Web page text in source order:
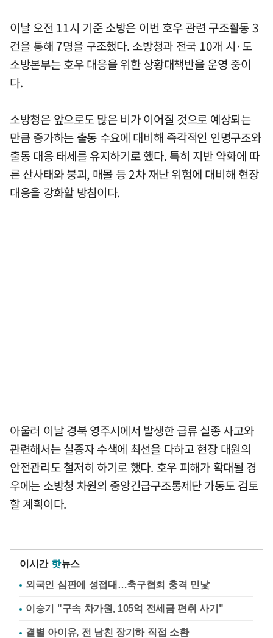
이날 오전 11시 기준 소방은 이번 호우 관련 구조활동 3
건을 통해 7명을 구조했다. 소방청과 전국 10개 시·도
소방본부는 호우 대응을 위한 상황대책반을 운영 중이
다.
소방청은 앞으로도 많은 비가 이어질 것으로 예상되는
만큼 증가하는 출동 수요에 대비해 즉각적인 인명구조와
출동 대응 태세를 유지하기로 했다. 특히 지반 약화에 따
른 산사태와 붕괴, 매몰 등 2차 재난 위험에 대비해 현장
대응을 강화할 방침이다.
아울러 이날 경북 영주시에서 발생한 급류 실종 사고와
관련해서는 실종자 수색에 최선을 다하고 현장 대원의
안전관리도 철저히 하기로 했다. 호우 피해가 확대될 경
우에는 소방청 차원의 중앙긴급구조통제단 가동도 검토
할 계획이다.
이시간 핫뉴스
외국인 심판에 성접대…축구협회 충격 민낯
이승기 "구속 차가원, 105억 전세금 편취 사기"
결별 아이유, 전 남친 장기하 직접 소환